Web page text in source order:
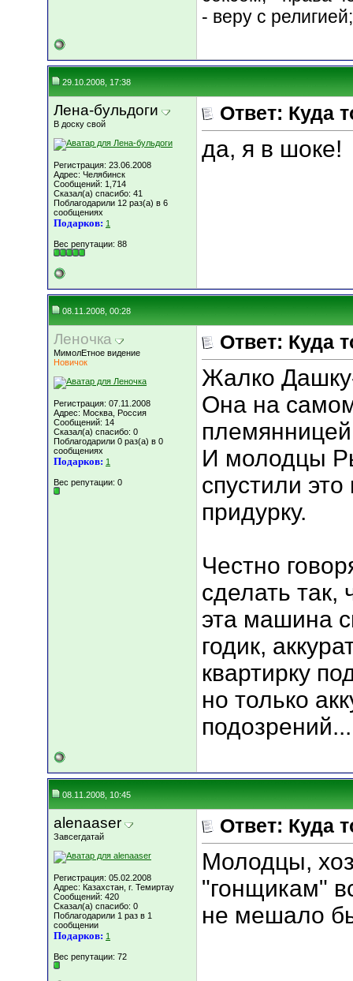
- веру с
29.10.2008, 17:38
Лена-бульдоги
В доску свой
Регистрация: 23.06.2008
Адрес: Челябинск
Сообщений: 1,714
Сказал(а) спасибо: 41
Поблагодарили 12 раз(а) в 6
сообщениях
Подарков: 1
Вес репутации: 88
Ответ: Куда
да, я в шоке!
08.11.2008, 00:28
Леночкa
МимолЕтное видение
Новичок
Регистрация: 07.11.2008
Адрес: Москва, Россия
Сообщений: 14
Сказал(а) спасибо: 0
Поблагодарили 0 раз(а) в 0
сообщениях
Подарков: 1
Вес репутации: 0
Ответ: Куда
Жалко
Она на
И молодцы
спустили
придурку.
Честно
сделать
эта машина
годик,
квартирку
но только
подозрений...
08.11.2008, 10:45
alenaaser
Завсегдатай
Регистрация: 05.02.2008
Адрес: Казахстан, г. Темиртау
Сообщений: 420
Сказал(а) спасибо: 0
Поблагодарили 1 раз в 1
сообщении
Подарков: 1
Вес репутации: 72
Ответ: Куда
Молодцы,
"гонщикам"
не мешало